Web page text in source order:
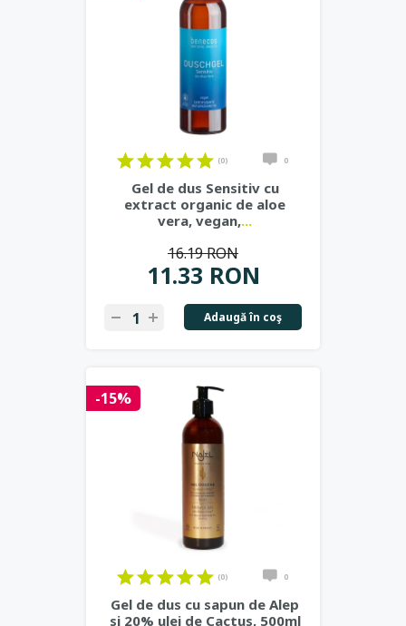
(0) 0
Gel de dus Sensitiv cu
extract organic de aloe
vera, vegan,...
11.33 RON
16.19 RON
Adaugă în coş
-15%
(0) 0
Gel de dus cu sapun de Alep
si 20% ulei de Cactus, 500ml